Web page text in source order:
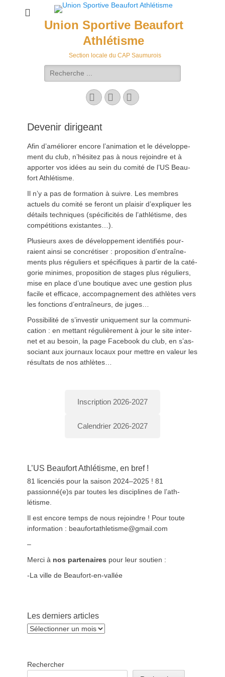
Union Sportive Beaufort
Athlétisme
Section locale du CAP Saumurois
Rechercher :
Facebook
E-
mail
Instagram
Devenir dirigeant
Afin d’amélior­er encore l’an­i­ma­tion et le développe­
ment du club, n’hésitez pas à nous rejoin­dre et à
apporter vos idées au sein du comité de l’US Beau­
fort Ath­létisme.
Il n’y a pas de for­ma­tion à suiv­re. Les mem­bres
actuels du comité se fer­ont un plaisir d’ex­pli­quer les
détails tech­niques (spé­ci­ficités de l’ath­létisme, des
com­péti­tions exis­tantes…).
Plusieurs axes de développe­ment iden­ti­fiés pour­
raient ain­si se con­cré­tis­er : propo­si­tion d’en­traîne­
ments plus réguliers et spé­ci­fiques à par­tir de la caté­
gorie min­imes, propo­si­tion de stages plus réguliers,
mise en place d’une bou­tique avec une ges­tion plus
facile et effi­cace, accom­pa­g­ne­ment des ath­lètes vers
les fonc­tions d’en­traîneurs, de juges…
Pos­si­bil­ité de s’in­ve­stir unique­ment sur la com­mu­ni­
ca­tion : en met­tant régulière­ment à jour le site inter­
net et au besoin, la page Face­book du club, en s’as­
so­ciant aux jour­naux locaux pour met­tre en valeur les
résul­tats de nos ath­lètes…
Inscription 2026-2027
Calendrier 2026-2027
L’US Beaufort Athlétisme, en bref !
81 licen­ciés pour la sai­son 2024–2025 ! 81
passionné(e)s par toutes les dis­ci­plines de l’ath­
létisme.
Il est encore temps de nous rejoin­dre ! Pour toute
infor­ma­tion : beaufortathletisme@gmail.com
–
Mer­ci à nos parte­naires pour leur sou­tien :
-La ville de Beau­fort-en-val­lée
Les derniers articles
Les
Rechercher